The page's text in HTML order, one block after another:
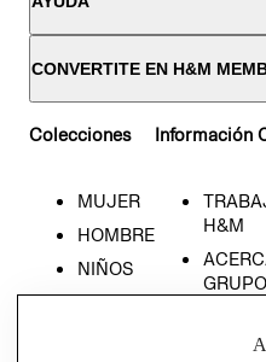
CONVERTITE EN H&M
Colecciones
MUJER
HOMBRE
NIÑOS
HOME
Información
H&M